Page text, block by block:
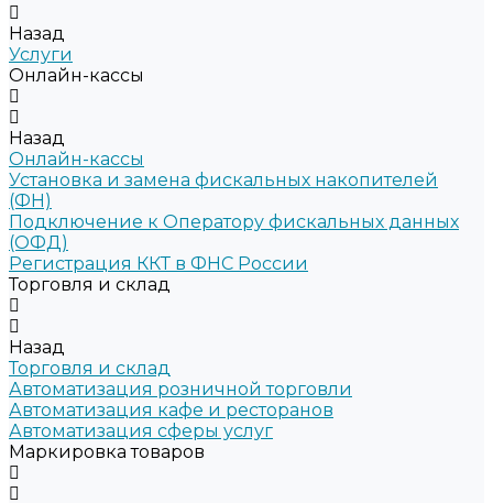
Назад
Услуги
Онлайн-кассы
Назад
Онлайн-кассы
Установка и замена фискальных накопителей
(ФН)
Подключение к Оператору фискальных данных
(ОФД)
Регистрация ККТ в ФНС России
Торговля и склад
Назад
Торговля и склад
Автоматизация розничной торговли
Автоматизация кафе и ресторанов
Автоматизация сферы услуг
Маркировка товаров